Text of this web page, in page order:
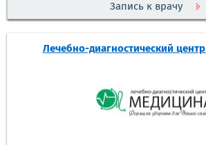
Запись к врачу
Лечебно-диагностический